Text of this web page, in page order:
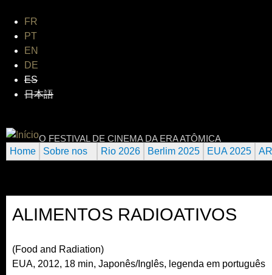
FR
PT
EN
DE
ES
日本語
O FESTIVAL DE CINEMA DA ERA ATÔMICA
ALIMENTOS RADIOATIVOS
(Food and Radiation)
EUA, 2012, 18 min, Japonês/Inglês, legenda em português
Home Sobre nos Rio 2026 Berlim 2025 EUA 2025